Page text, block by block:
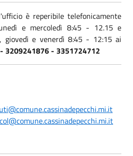
è reperibile telefonicamente
e mercoledì 8:45 - 12.15 e
giovedì e venerdì 8:45 - 12:15 ai
3209241876 - 3351724712